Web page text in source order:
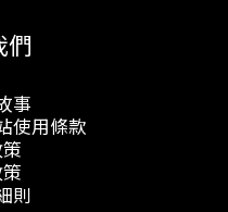
們
事
使用條款
則